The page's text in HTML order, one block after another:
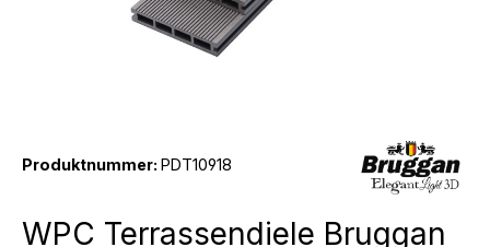
Produktnummer: PDT10918
WPC Terrassendiele Bruggan